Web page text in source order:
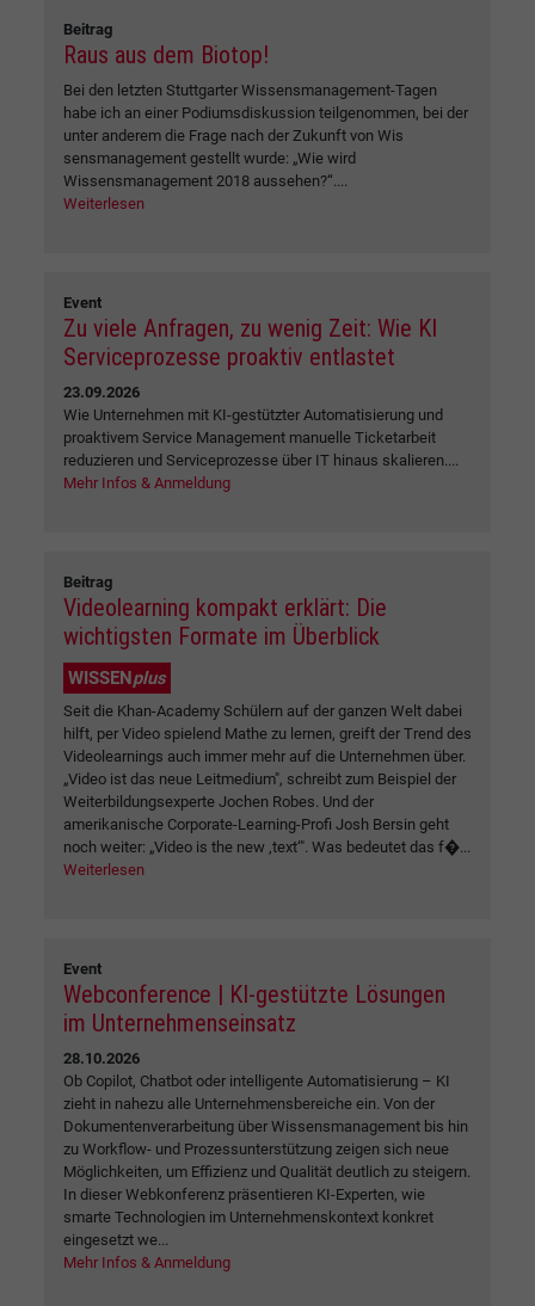
Beitrag
Raus aus dem Biotop!
Bei den letzten Stuttgarter Wissensmanagement-Tagen
habe ich an einer Podiumsdiskussion teilgenommen, bei der
unter anderem die Frage nach der Zukunft von Wis
sensmanagement gestellt wurde: „Wie wird
Wissensmanagement 2018 aussehen?“....
Weiterlesen
Event
Zu viele Anfragen, zu wenig Zeit: Wie KI
Serviceprozesse proaktiv entlastet
23.09.2026
Wie Unternehmen mit KI-gestützter Automatisierung und
proaktivem Service Management manuelle Ticketarbeit
reduzieren und Serviceprozesse über IT hinaus skalieren....
Mehr Infos & Anmeldung
Beitrag
Videolearning kompakt erklärt: Die
wichtigsten Formate im Überblick
WISSENplus
Seit die Khan-Academy Schülern auf der ganzen Welt dabei
hilft, per Video spielend Mathe zu lernen, greift der Trend des
Videolearnings auch immer mehr auf die Unternehmen über.
„Video ist das neue Leitmedium", schreibt zum Beispiel der
Weiterbildungsexperte Jochen Robes. Und der
amerikanische Corporate-Learning-Profi Josh Bersin geht
noch weiter: „Video is the new ‚text‘". Was bedeutet das f�...
Weiterlesen
Event
Webconference | KI-gestützte Lösungen
im Unternehmenseinsatz
28.10.2026
Ob Copilot, Chatbot oder intelligente Automatisierung – KI
zieht in nahezu alle Unternehmensbereiche ein. Von der
Dokumentenverarbeitung über Wissensmanagement bis hin
zu Workflow- und Prozessunterstützung zeigen sich neue
Möglichkeiten, um Effizienz und Qualität deutlich zu steigern.
In dieser Webkonferenz präsentieren KI-Experten, wie
smarte Technologien im Unternehmenskontext konkret
eingesetzt we...
Mehr Infos & Anmeldung